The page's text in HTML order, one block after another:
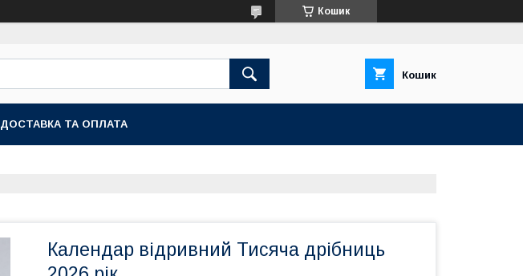
Кошик
Кошик
ДОСТАВКА ТА ОПЛАТА
Календар відривний Тисяча дрібниць